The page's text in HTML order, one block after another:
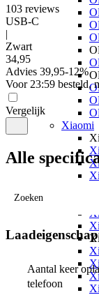
Xiaomi
103 reviews
USB-C
|
Zwart
34,95
Advies 39,95-12%
Voor 23:59 besteld,
Vergelijk
Alle
Zoeken
Aantal keer
telefoon